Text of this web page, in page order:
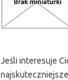
Jeśli interesuje